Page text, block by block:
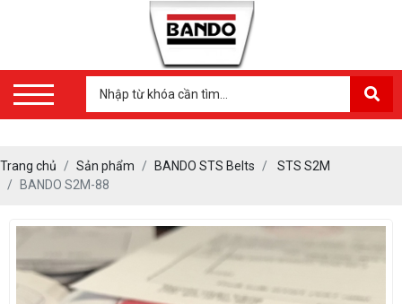
Trang chủ Sản phẩm BANDO STS Belts
STS S2M
BANDO S2M-88